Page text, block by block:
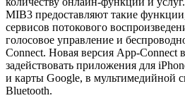
MIB3 предоставляют такие
сервисов потокового
голосовое управление и
Connect. Новая версия App-Connect
задействовать приложения для
и карты Google, в мультимедийной
Bluetooth.